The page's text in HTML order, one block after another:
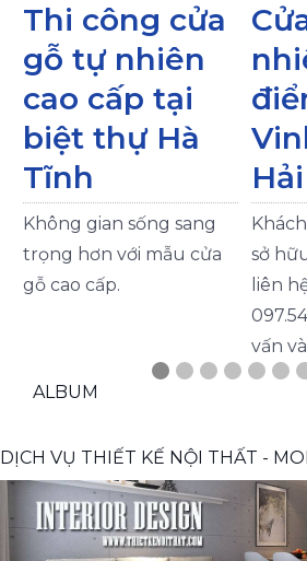
Thi công cửa
gỗ tự nhiên
cao cấp tại
biệt thự Hà
Tĩnh
Không gian sống sang
trọng hơn với mẫu cửa
gỗ cao cấp.
sở
liên
vấn
ALBUM
DỊCH VỤ THIẾT KẾ NỘI THẤT -